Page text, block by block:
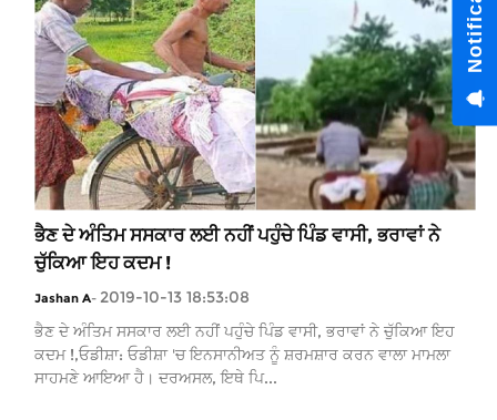
ਭੈਣ ਦੇ ਅੰਤਿਮ ਸਸਕਾਰ ਲਈ ਨਹੀਂ ਪਹੁੰਚੇ ਪਿੰਡ ਵਾਸੀ, ਭਰਾਵਾਂ ਨੇ
ਚੁੱਕਿਆ ਇਹ ਕਦਮ !
Jashan A- 2019-10-13 18:53:08
ਭੈਣ ਦੇ ਅੰਤਿਮ ਸਸਕਾਰ ਲਈ ਨਹੀਂ ਪਹੁੰਚੇ ਪਿੰਡ ਵਾਸੀ, ਭਰਾਵਾਂ ਨੇ ਚੁੱਕਿਆ ਇਹ
ਕਦਮ !,ਓਡੀਸ਼ਾ: ਓਡੀਸ਼ਾ 'ਚ ਇਨਸਾਨੀਅਤ ਨੂੰ ਸ਼ਰਮਸ਼ਾਰ ਕਰਨ ਵਾਲਾ ਮਾਮਲਾ
ਸਾਹਮਣੇ ਆਇਆ ਹੈ। ਦਰਅਸਲ, ਇਥੇ ਪਿ...